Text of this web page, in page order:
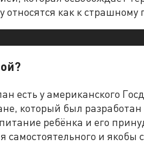
как к страшному
есть у американского
который был
ребёнка и его
и якобы